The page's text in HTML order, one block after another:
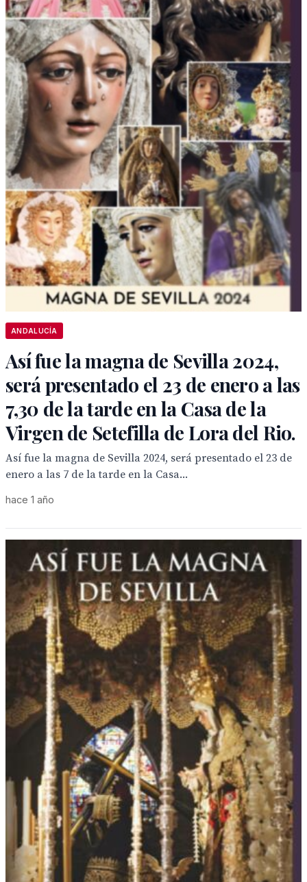
ANDALUCÍA
Así fue la magna de Sevilla 2024,
será presentado el 23 de enero a las
7,30 de la tarde en la Casa de la
Virgen de Setefilla de Lora del Rio.
Así fue la magna de Sevilla 2024, será presentado el 23 de
enero a las 7 de la tarde en la Casa...
hace 1 año